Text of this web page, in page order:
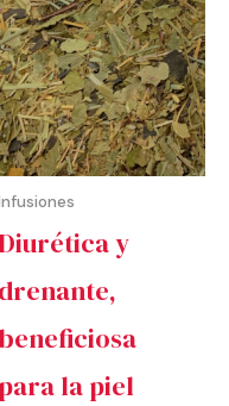
Diurética y
drenante,
beneficiosa
para la piel
desde
2,50 €
hasta
50,00 €